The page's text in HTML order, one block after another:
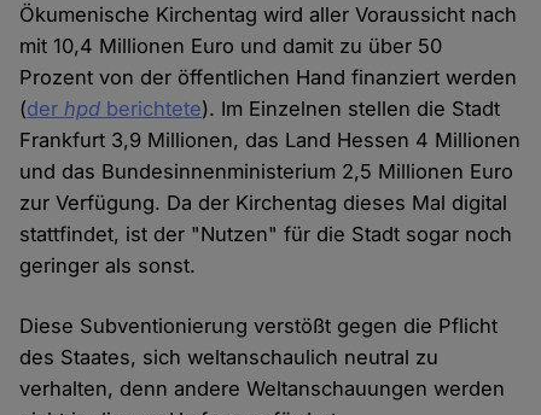
Ökumenische Kirchentag wird aller Voraussicht nach
mit 10,4 Millionen Euro und damit zu über 50
Prozent von der öffentlichen Hand finanziert werden
(derhpd berichtete). Im Einzelnen stellen die Stadt
Frankfurt 3,9 Millionen, das Land Hessen 4 Millionen
und das Bundesinnenministerium 2,5 Millionen Euro
zur Verfügung. Da der Kirchentag dieses Mal digital
stattfindet, ist der "Nutzen" für die Stadt sogar noch
geringer als sonst.
Diese Subventionierung verstößt gegen die Pflicht
des Staates, sich weltanschaulich neutral zu
verhalten, denn andere Weltanschauungen werden